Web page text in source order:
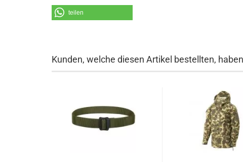
teilen
Kunden, welche diesen Artikel bestellten,